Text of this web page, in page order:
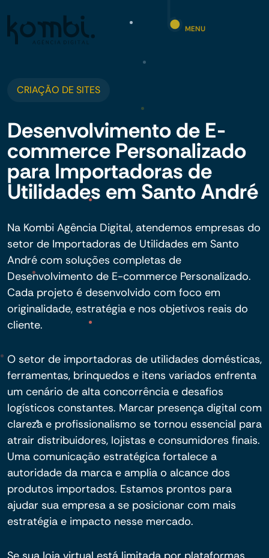
MENU
CRIAÇÃO DE SITES
Desenvolvimento de E-
commerce Personalizado
para Importadoras de
Utilidades em Santo André
Na Kombi Agência Digital, atendemos empresas do
setor de Importadoras de Utilidades em Santo
André com soluções completas de
Desenvolvimento de E-commerce Personalizado.
Cada projeto é desenvolvido com foco em
originalidade, estratégia e nos objetivos reais do
cliente.
O setor de importadoras de utilidades domésticas,
ferramentas, brinquedos e itens variados enfrenta
um cenário de alta concorrência e desafios
logísticos constantes. Marcar presença digital com
clareza e profissionalismo se tornou essencial para
atrair distribuidores, lojistas e consumidores finais.
Uma comunicação estratégica fortalece a
autoridade da marca e amplia o alcance dos
produtos importados. Estamos prontos para
ajudar sua empresa a se posicionar com mais
estratégia e impacto nesse mercado.